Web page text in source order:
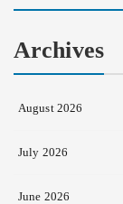
Archives
August 2026
July 2026
June 2026